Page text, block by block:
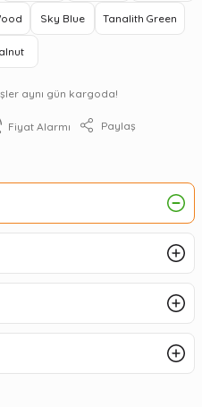
Sky Blue Tanalith Green
aynı gün kargoda!
Fiyat Alarmı Paylaş